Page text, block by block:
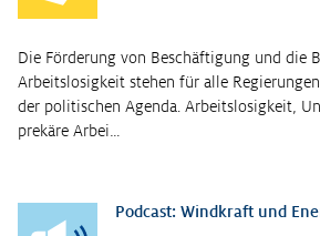
Die Förderung von Beschäftigung und die
Arbeitslosigkeit stehen für alle
der politischen Agenda. Arbeitslosigkeit,
prekäre Arbei…
Podcast: Windkraft und